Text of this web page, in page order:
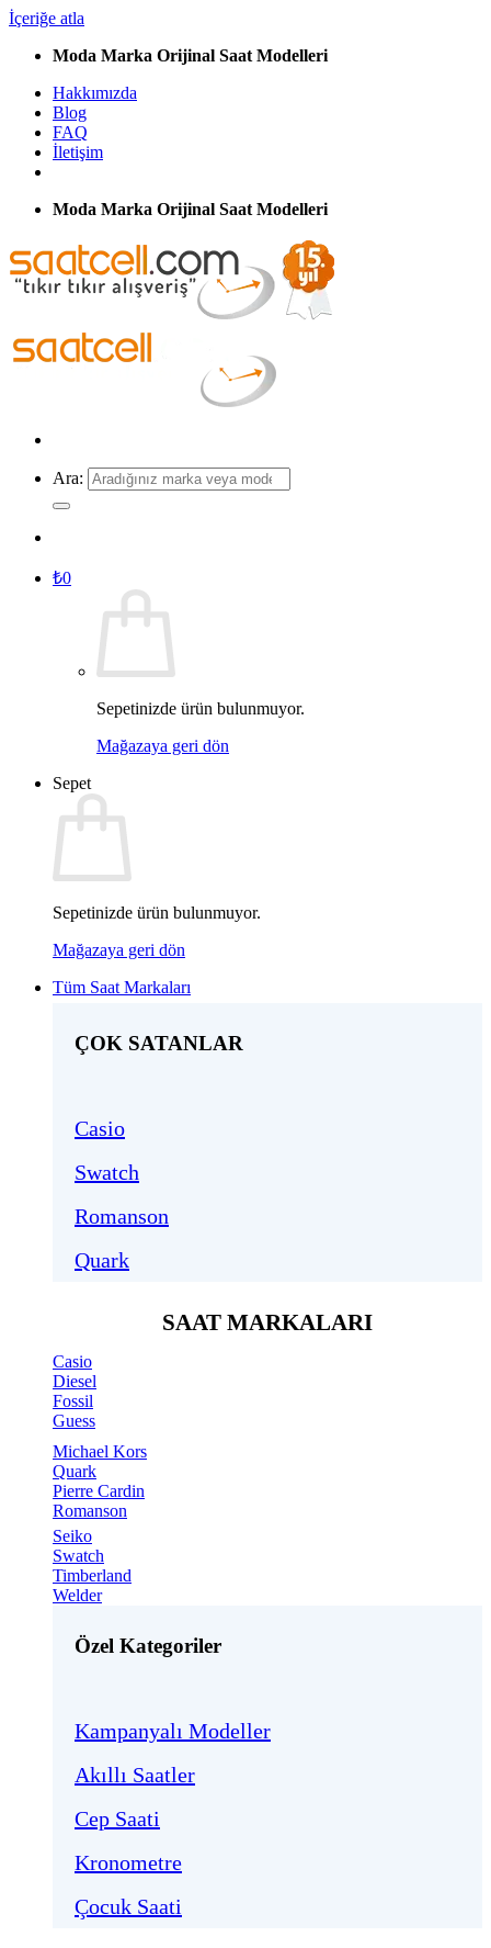
İçeriğe atla
Moda Marka Orijinal Saat Modelleri
Hakkımızda
Blog
FAQ
İletişim
Moda Marka Orijinal Saat Modelleri
Ara:
₺0
Sepetinizde ürün bulunmuyor.
Mağazaya geri dön
Sepet
Sepetinizde ürün bulunmuyor.
Mağazaya geri dön
Tüm Saat Markaları
ÇOK SATANLAR
Casio
Swatch
Romanson
Quark
SAAT MARKALARI
Casio
Diesel
Fossil
Guess
Michael Kors
Quark
Pierre Cardin
Romanson
Seiko
Swatch
Timberland
Welder
Özel Kategoriler
Kampanyalı Modeller
Akıllı Saatler
Cep Saati
Kronometre
Çocuk Saati